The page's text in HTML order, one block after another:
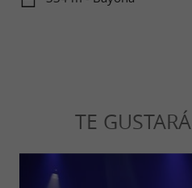
TE GUSTARÁ